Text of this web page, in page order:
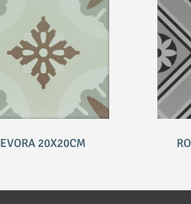
EVORA 20X20CM